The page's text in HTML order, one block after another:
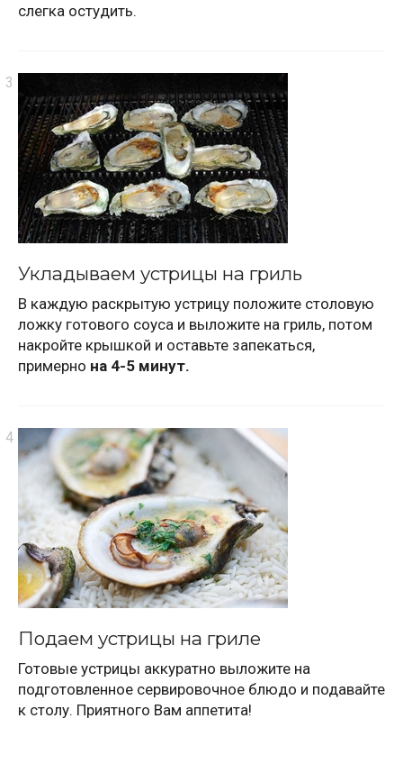
слегка остудить.
Укладываем устрицы на гриль
В каждую раскрытую устрицу положите столовую
ложку готового соуса и выложите на гриль, потом
накройте крышкой и оставьте запекаться,
примерно на 4-5 минут.
Подаем устрицы на гриле
Готовые устрицы аккуратно выложите на
подготовленное сервировочное блюдо и подавайте
к столу. Приятного Вам аппетита!